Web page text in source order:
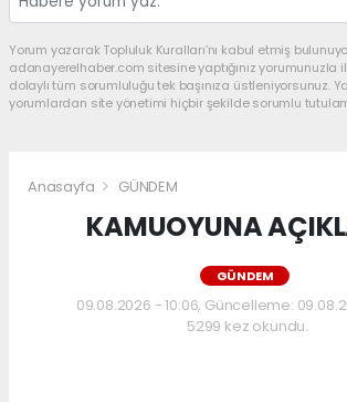
Yorum yazarak Topluluk Kuralları’nı kabul etmiş
adanayerelhaber.com sitesine yaptığınız yorumunuzla
dolaylı tüm sorumluluğu tek başınıza üstleniyorsunuz.
yorumlardan site yönetimi hiçbir şekilde sorumlu
Anasayfa GÜNDEM
KAMUOYUNA
GÜNDEM
09.08.2026 - 10:06, Güncelleme:
5299 kez okundu.